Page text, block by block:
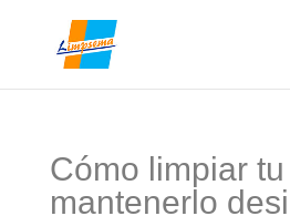
Cómo limpiar
mantenerlo